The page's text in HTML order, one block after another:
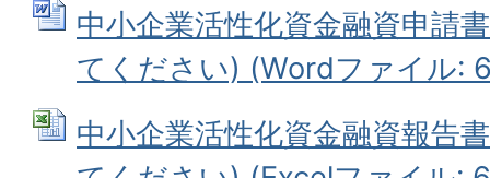
中小企業活性化資金融資申請
てください) (Wordファイル:
中小企業活性化資金融資報告